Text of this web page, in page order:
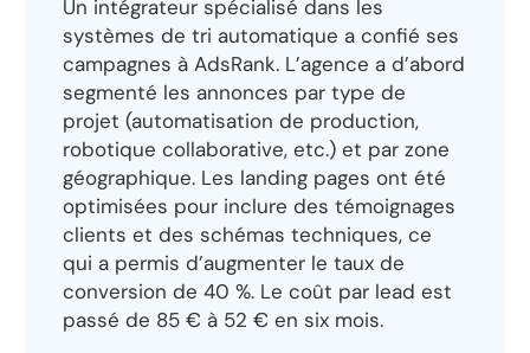
Un intégrateur spécialisé dans les
systèmes de tri automatique a confié ses
campagnes à AdsRank. L’agence a d’abord
segmenté les annonces par type de
projet (automatisation de production,
robotique collaborative, etc.) et par zone
géographique. Les landing pages ont été
optimisées pour inclure des témoignages
clients et des schémas techniques, ce
qui a permis d’augmenter le taux de
conversion de 40 %. Le coût par lead est
passé de 85 € à 52 € en six mois.